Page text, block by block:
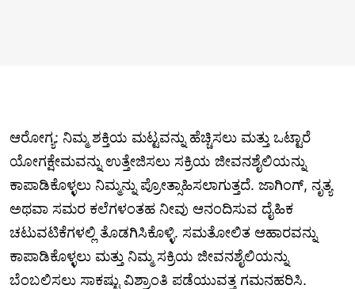
ಆರೋಗ್ಯ: ನಿಮ್ಮ ಶಕ್ತಿಯ ಮಟ್ಟವನ್ನು ಹೆಚ್ಚಿಸಲು ಮತ್ತು ಒಟ್ಟಾರೆ
ಯೋಗಕ್ಷೇಮವನ್ನು ಉತ್ತೇಜಿಸಲು ಸಕ್ರಿಯ ಜೀವನಶೈಲಿಯನ್ನು
ಕಾಪಾಡಿಕೊಳ್ಳಲು ನಿಮ್ಮನ್ನು ಪ್ರೋತ್ಸಾಹಿಸಲಾಗುತ್ತದೆ. ಜಾಗಿಂಗ್, ನೃತ್ಯ
ಅಥವಾ ಸಮರ ಕಲೆಗಳಂತಹ ನೀವು ಆನಂದಿಸುವ ದೈಹಿಕ
ಚಟುವಟಿಕೆಗಳಲ್ಲಿ ತೊಡಗಿಸಿಕೊಳ್ಳಿ. ಸಮತೋಲಿತ ಆಹಾರವನ್ನು
ಕಾಪಾಡಿಕೊಳ್ಳಲು ಮತ್ತು ನಿಮ್ಮ ಸಕ್ರಿಯ ಜೀವನಶೈಲಿಯನ್ನು
ಬೆಂಬಲಿಸಲು ಸಾಕಷ್ಟು ವಿಶ್ರಾಂತಿ ಪಡೆಯುವತ್ತ ಗಮನಹರಿಸಿ.